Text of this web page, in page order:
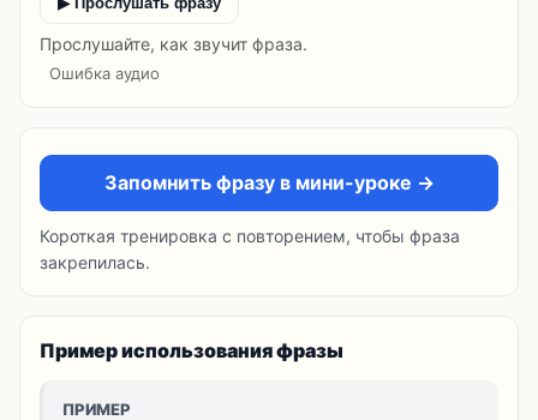
Прослушайте, как звучит фраза.
Ошибка аудио
Запомнить фразу в мини-уроке →
Короткая тренировка с повторением, чтобы фраза
закрепилась.
Пример использования фразы
ПРИМЕР